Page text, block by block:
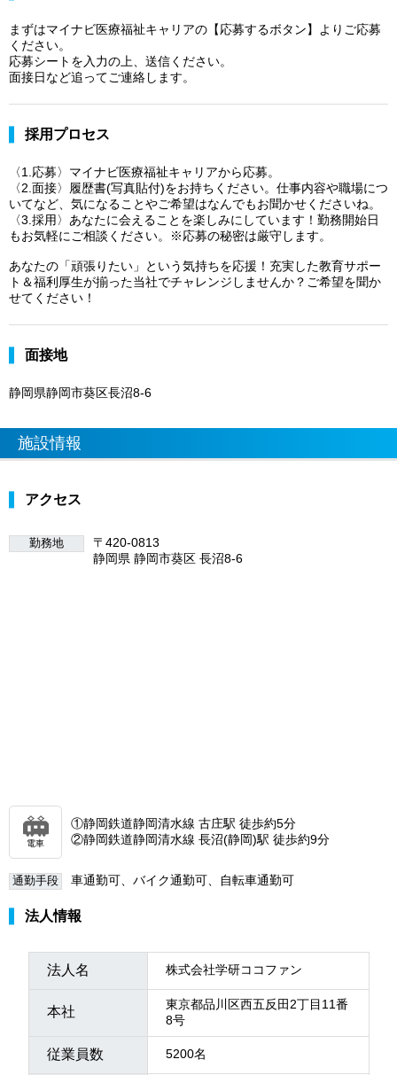
まずはマイナビ医療福祉キャリアの【応募するボタン】よりご応募
ください。
応募シートを入力の上、送信ください。
面接日など追ってご連絡します。
採用プロセス
〈1.応募〉マイナビ医療福祉キャリアから応募。
〈2.面接〉履歴書(写真貼付)をお持ちください。仕事内容や職場につ
いてなど、気になることやご希望はなんでもお聞かせくださいね。
〈3.採用〉あなたに会えることを楽しみにしています！勤務開始日
もお気軽にご相談ください。※応募の秘密は厳守します。
あなたの「頑張りたい」という気持ちを応援！充実した教育サポー
ト＆福利厚生が揃った当社でチャレンジしませんか？ご希望を聞か
せてください！
面接地
静岡県静岡市葵区長沼8-6
施設情報
アクセス
勤務地
〒420-0813
静岡県 静岡市葵区 長沼8-6
電車
①静岡鉄道静岡清水線 古庄駅 徒歩約5分
②静岡鉄道静岡清水線 長沼(静岡)駅 徒歩約9分
通勤手段 車通勤可、バイク通勤可、自転車通勤可
法人情報
法人名 株式会社学研ココファン
本社
東京都品川区西五反田2丁目11番
8号
従業員数 5200名